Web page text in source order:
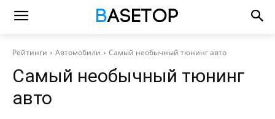
Рейтинги Автомобили Самый необычный тюнинг авто
Самый необычный тюнинг
авто